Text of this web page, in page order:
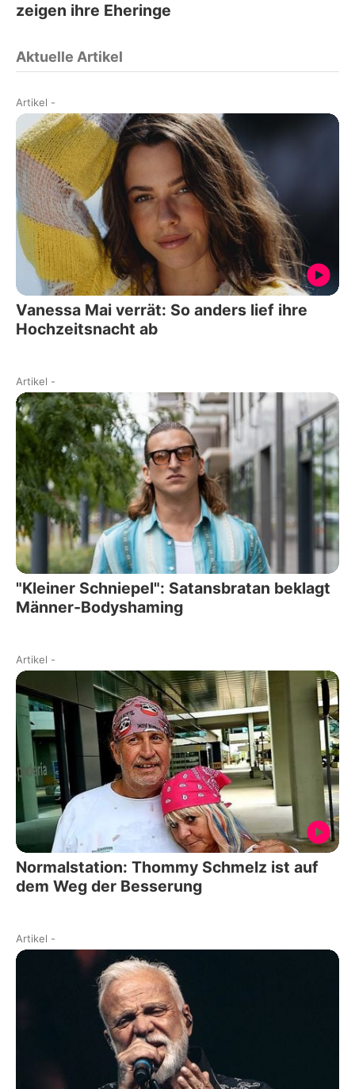
zeigen ihre Eheringe
Aktuelle Artikel
Artikel -
Vanessa Mai verrät: So anders lief ihre
Hochzeitsnacht ab
Artikel -
"Kleiner Schniepel": Satansbratan beklagt
Männer-Bodyshaming
Artikel -
Normalstation: Thommy Schmelz ist auf
dem Weg der Besserung
Artikel -